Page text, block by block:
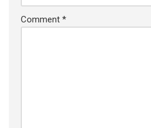
Comment *